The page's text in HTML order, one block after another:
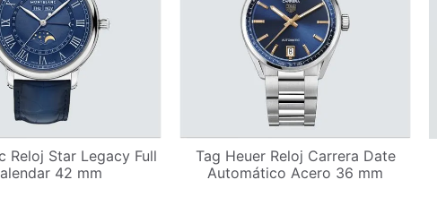
Reloj Star Legacy Full
42 mm
Tag Heuer Reloj Carrera Date
Automático Acero 36 mm